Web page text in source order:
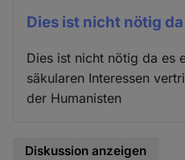
Dies ist nicht nötig
Dies ist nicht nötig da es
säkularen Interessen
der Humanisten
Diskussion anzeigen